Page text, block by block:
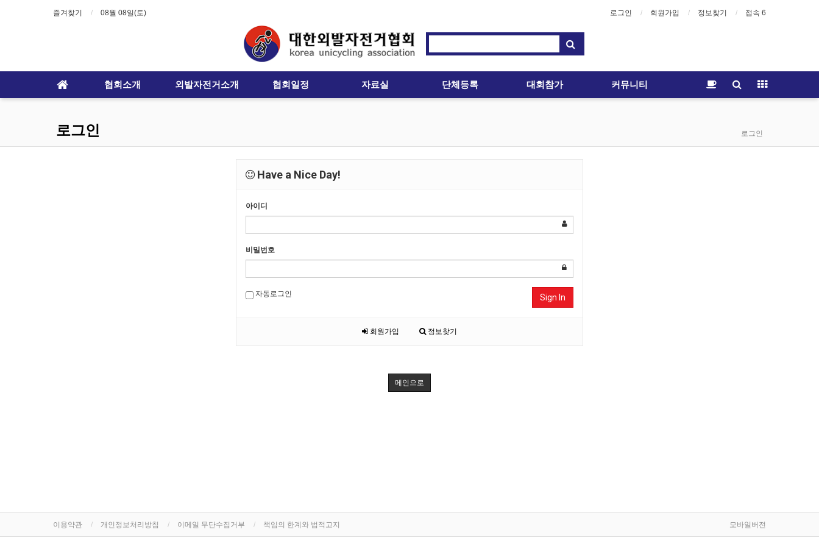
즐겨찾기 08월 08일(토) 로그인 회원가입 정보찾기 접속 6
협회소개 외발자전거소개 협회일정 자료실 단체등록 대회참가 커뮤니티
로그인 로그인
Have a Nice Day!
아이디
비밀번호
자동로그인 Sign In
회원가입 정보찾기
메인으로
이용약관 개인정보처리방침 이메일 무단수집거부 책임의 한계와 법적고지 모바일버전